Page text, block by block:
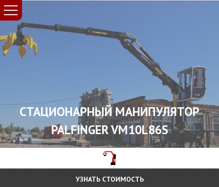
СТАЦИОНАРНЫЙ МАНИПУЛЯТОР
PALFINGER VM10L86S
УЗНАТЬ СТОИМОСТЬ